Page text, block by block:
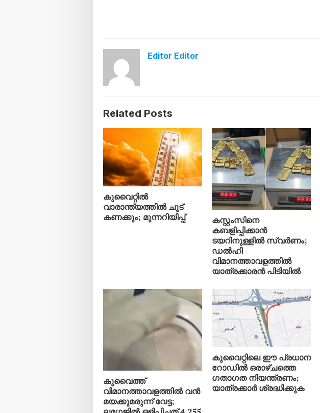
Editor Editor
Related Posts
കുവൈറ്റിൽ
വാരാന്ത്യത്തിൽ ചൂട്
കണക്കും; മുന്നറിയിപ്പ്
കസ്റ്റംസിനെ
കബളിപ്പിക്കാൻ
ടയറിനുള്ളിൽ സ്വർണം;
ഡൽഹി
വിമാനത്താവളത്തിൽ
യാത്രക്കാരൻ പിടിയിൽ
കുവൈത്ത്
വിമാനത്താവളത്തിൽ വൻ
മയക്കുമരുന്ന് വേട്ട;
കുവൈറ്റിലെ ഈ പ്രധാന
റോഡിൽ ഒരാഴ്ചത്തെ
ഗതാഗത നിയന്ത്രണം;
യാത്രക്കാർ ശ്രദ്ധിക്കുക